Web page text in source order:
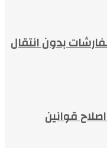
بدون انتقال
قوانین